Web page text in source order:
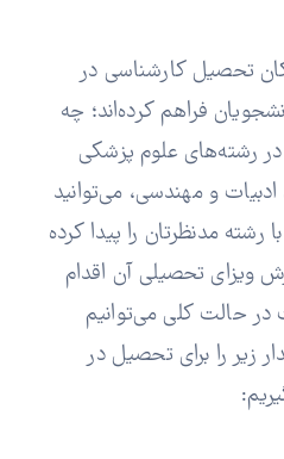
تحصیل کارشناسی در
فراهم کرده‌اند؛ چه
رشته‌های علوم پزشکی
و مهندسی، می‌توانید
رشته مدنظرتان را پیدا کرده
ویزای تحصیلی آن اقدام
حالت کلی می‌توانیم
زیر را برای تحصیل در